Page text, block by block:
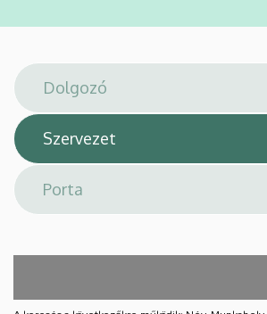
Arany
János
téri
feladatellátási
hely